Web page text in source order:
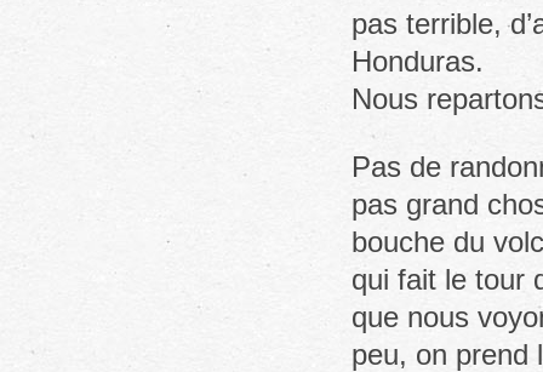
pas terrible,
Honduras.
Nous
Pas de
pas grand
bouche du
qui fait le tour
que nous
peu, on prend